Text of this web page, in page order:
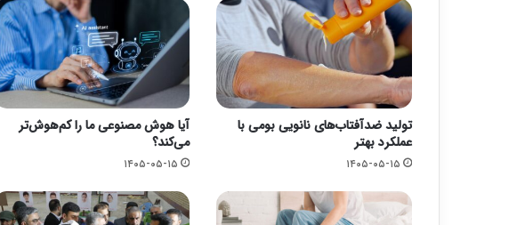
تولید ضدآفتاب‌های نانویی بومی با
عملکرد بهتر
۱۴۰۵-۰۵-۱۵
آیا هوش مصنوعی ما را کم‌هوش‌تر
می‌کند؟
۱۴۰۵-۰۵-۱۵